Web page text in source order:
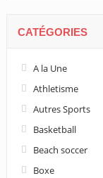
CATÉGORIES
A la Une
Athletisme
Autres Sports
Basketball
Beach soccer
Boxe